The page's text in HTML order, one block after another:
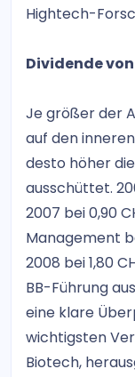
Hightech-
Dividende von
Je größer der
auf den
desto höher
ausschüttet.
2007 bei 0,90
Management
2008 bei 1,80
BB-Führung
eine klare
wichtigsten
Biotech,